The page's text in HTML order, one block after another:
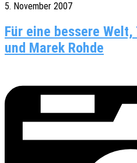
5. November 2007
Für eine bessere
und Marek Rohde